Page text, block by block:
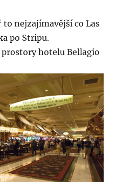
to nejzajímavější co Las
po Stripu.
hotelu Bellagio